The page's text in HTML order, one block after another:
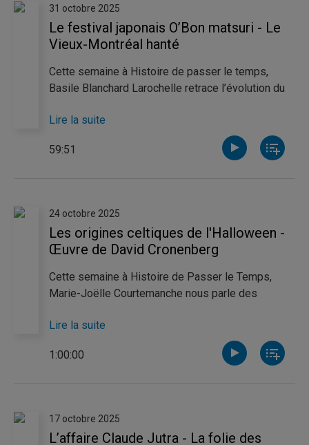
31 octobre 2025
Le festival japonais O’Bon matsuri - Le
Vieux-Montréal hanté
Cette semaine à Histoire de passer le temps,
Basile Blanchard Larochelle retrace l’évolution du
aux ancêtres. Joignant histoire et surnaturel,
Marjorie Charbonneau nous fait quant à elle visiter
des lieux hantés du Vieux-Montréal.
Lire la suite
59:51
24 octobre 2025
Les origines celtiques de l'Halloween -
Œuvre de David Cronenberg
Cette semaine à Histoire de Passer le Temps,
Marie-Joëlle Courtemanche nous parle des
suite, Frédérick Poulin nous présente l'oeuvre du
réalisateur canadien David Cronenberg.
Lire la suite
1:00:00
17 octobre 2025
L’affaire Claude Jutra - La folie des